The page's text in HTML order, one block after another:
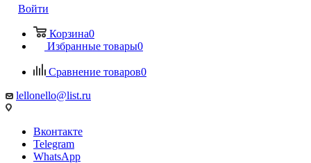
Войти
Корзина0
Избранные товары0
Сравнение товаров0
lellonello@list.ru
Вконтакте
Telegram
WhatsApp